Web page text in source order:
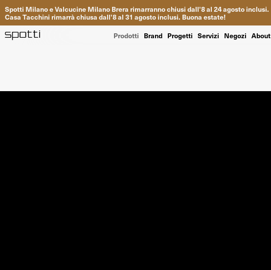
Spotti MilanoeValcucine Milano Brera rimarrannochiusi dall'8al 24agosto inclusi.
Casa Tacchini rimarrà chiusa dall'8al 31 agosto inclusi. Buona estate!
Prodotti Brand Progetti Servizi Negozi About